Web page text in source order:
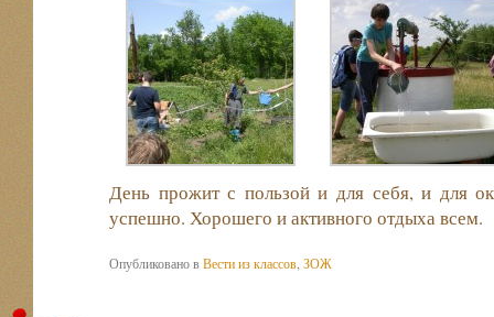
День прожит с пользой и для себя, и для
успешно. Хорошего и активного отдыха всем.
Опубликовано вВести из классов ЗОЖ